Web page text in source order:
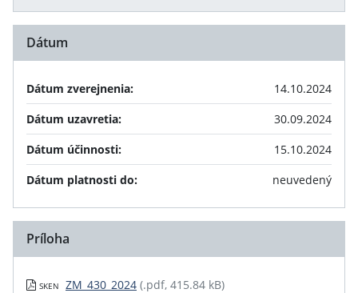
Dátum
Dátum zverejnenia:
14.10.2024
Dátum uzavretia:
30.09.2024
Dátum účinnosti:
15.10.2024
Dátum platnosti do:
neuvedený
Príloha
SKEN ZM_430_2024 (.pdf, 415.84 kB)